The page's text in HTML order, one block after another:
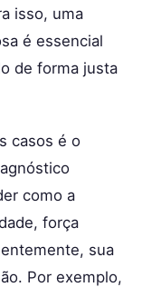
isso, uma
é essencial
de forma justa
casos é o
como a
força
sua
Por exemplo,